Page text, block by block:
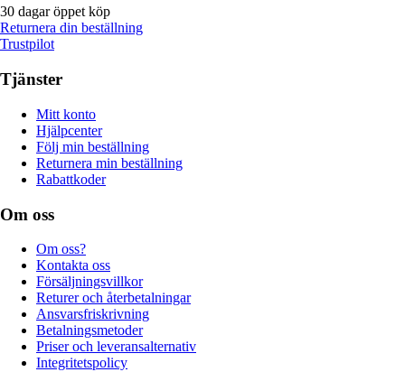
30 dagar öppet köp
Returnera din beställning
Trustpilot
Tjänster
Mitt konto
Hjälpcenter
Följ min beställning
Returnera min beställning
Rabattkoder
Om oss
Om oss?
Kontakta oss
Försäljningsvillkor
Returer och återbetalningar
Ansvarsfriskrivning
Betalningsmetoder
Priser och leveransalternativ
Integritetspolicy